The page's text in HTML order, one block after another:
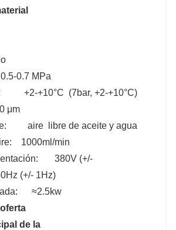
0.7 MPa
+2-+10°C (7bar, +2-+10°C)
aire libre de aceite y agua
1000ml/min
380V (+/-
(+/- 1Hz)
≈2.5kw
de la